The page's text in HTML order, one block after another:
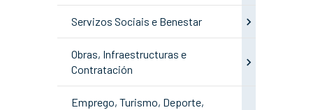
Servizos Sociais e Benestar
Obras, Infraestructuras e
Contratación
Emprego, Turismo, Deporte,